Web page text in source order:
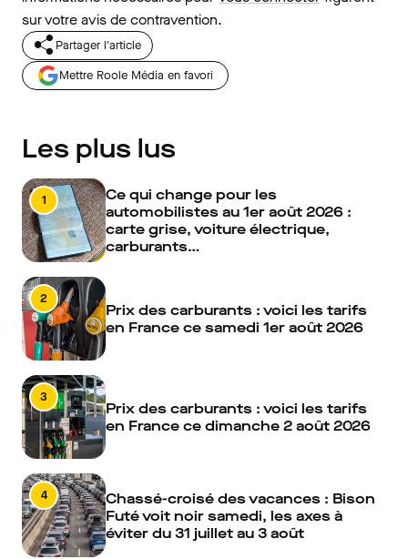
sur votre avis de contravention.
Partager l'article
Mettre Roole Média en favori
Les plus lus
1
Ce qui change pour les
automobilistes au 1er août 2026 :
carte grise, voiture électrique,
carburants…
2
Prix des carburants : voici les tarifs
en France ce samedi 1er août 2026
3
Prix des carburants : voici les tarifs
en France ce dimanche 2 août 2026
4
Chassé-croisé des vacances : Bison
Futé voit noir samedi, les axes à
éviter du 31 juillet au 3 août